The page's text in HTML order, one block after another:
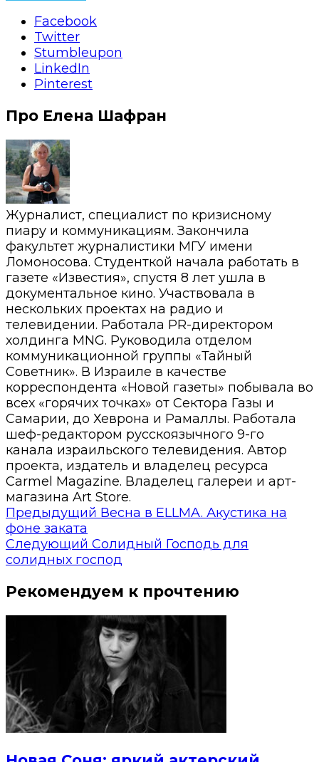
Facebook
Twitter
Stumbleupon
LinkedIn
Pinterest
Про Елена Шафран
Журналист, специалист по кризисному
пиару и коммуникациям. Закончила
факультет журналистики МГУ имени
Ломоносова. Студенткой начала работать в
газете «Известия», спустя 8 лет ушла в
документальное кино. Участвовала в
нескольких проектах на радио и
телевидении. Работала PR-директором
холдинга MNG. Руководила отделом
коммуникационной группы «Тайный
Советник». В Израиле в качестве
корреспондента «Новой газеты» побывала во
всех «горячих точках» от Сектора Газы и
Самарии, до Хеврона и Рамаллы. Работала
шеф-редактором русскоязычного 9-го
канала израильского телевидения. Автор
проекта, издатель и владелец ресурса
Carmel Magazine. Владелец галереи и арт-
магазина Art Store.
Предыдущий Весна в ELLMA. Акустика на
фоне заката
Следующий Солидный Господь для
солидных господ
Рекомендуем к прочтению